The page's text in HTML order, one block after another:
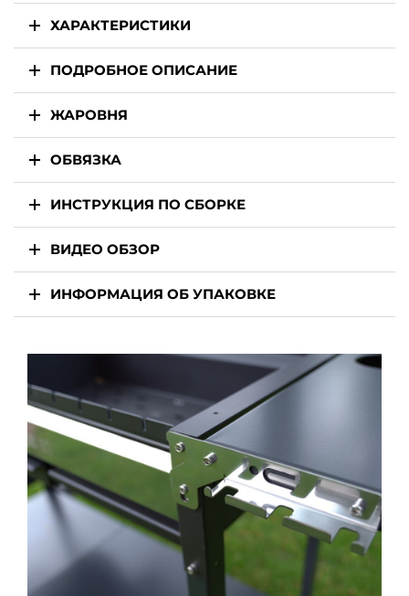
ХАРАКТЕРИСТИКИ
ПОДРОБНОЕ ОПИСАНИЕ
ЖАРОВНЯ
ОБВЯЗКА
ИНСТРУКЦИЯ ПО СБОРКЕ
ВИДЕО ОБЗОР
ИНФОРМАЦИЯ ОБ УПАКОВКЕ